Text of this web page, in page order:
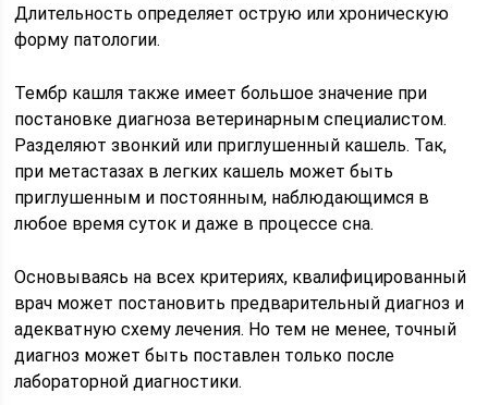
Длительность определяет острую или хроническую
форму патологии.
Тембр кашля также имеет большое значение при
постановке диагноза ветеринарным специалистом.
Разделяют звонкий или приглушенный кашель. Так,
при метастазах в легких кашель может быть
приглушенным и постоянным, наблюдающимся в
любое время суток и даже в процессе сна.
Основываясь на всех критериях, квалифицированный
врач может постановить предварительный диагноз и
адекватную схему лечения. Но тем не менее, точный
диагноз может быть поставлен только после
лабораторной диагностики.